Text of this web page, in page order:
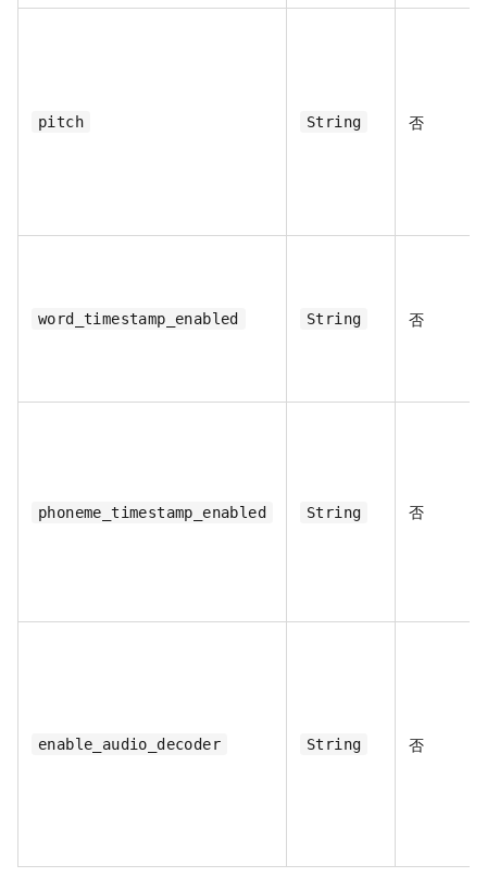
pitch String 否
word_timestamp_enabled String 否
phoneme_timestamp_enabled String 否
enable_audio_decoder String 否